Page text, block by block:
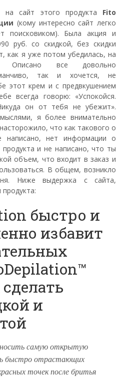
сайт этого продукта Fito
(кому интересно сайт легко
поисковиком). Была акция и
руб. со скидкой, без скидки
как я уже потом убедилась, на
Описано все довольно
так и хочется, не
этот крем и с предвкушением
всегда говорю: «Успокойся.
он от тебя не убежит».
я более внимательно
что как такового о
написано, нет информации о
и не написано, что ты
объем, что входит в заказ и
В общем, возникло
Ниже выдержка с сайта,
быстро и
избавит
и
самую открытую
быстро отрастающих
точек после бритья